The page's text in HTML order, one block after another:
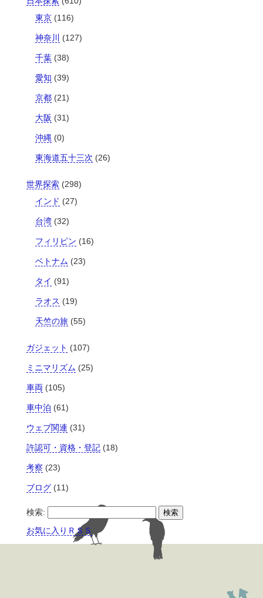
東京(116)
神奈川 (127)
千葉(38)
愛知 (39)
京都(21)
大阪 (31)
沖縄(0)
東海道五十三次 (26)
世界探索(298)
インド (27)
台湾(32)
フィリピン (16)
ベトナム (23)
タイ (91)
ラオス (19)
天竺の旅(55)
ガジェット (107)
ミニマリズム (25)
車両 (105)
車中泊 (61)
ウェブ関連 (31)
許認可・資格・登記(18)
考察 (23)
ブログ(11)
検索:
お気に入りＲＳＳ